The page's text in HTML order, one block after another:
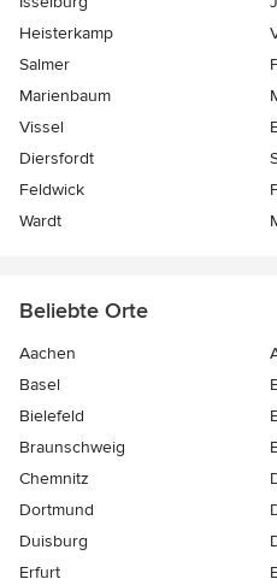
Heisterkamp
Salmer
Marienbaum
Vissel
Diersfordt
Feldwick
Wardt
Beliebte Orte
Aachen
Basel
Bielefeld
Braunschweig
Chemnitz
Dortmund
Duisburg
Erfurt